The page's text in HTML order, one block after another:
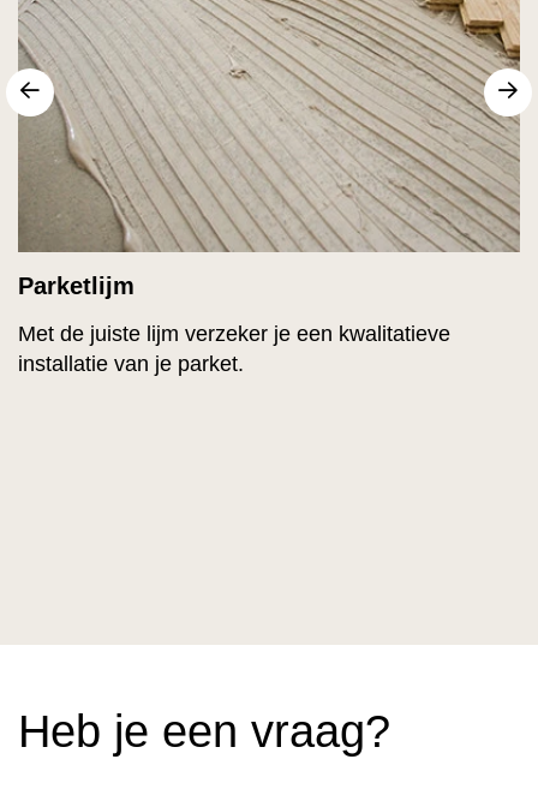
Parketlijm
Met de juiste lijm verzeker je een kwalitatieve
installatie van je parket.
Vorige
Heb je een vraag?